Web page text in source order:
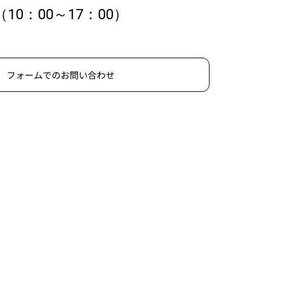
（10：00～17：00）
フォームでのお問い合わせ